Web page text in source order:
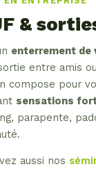
&
enterrement de
entre amis
compose pour
sensations
parapente,
aussi nos